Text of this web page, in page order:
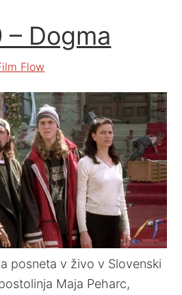
– Dogma
Flow
posneta v živo v Slovenski
Maja Peharc,